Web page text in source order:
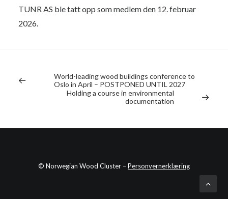
TUNR AS ble tatt opp som medlem den 12. februar
2026.
World-leading wood buildings conference to
Oslo in April – POSTPONED UNTIL 2027
Holding a course in environmental
documentation
© Norwegian Wood Cluster –Personvernerklæring